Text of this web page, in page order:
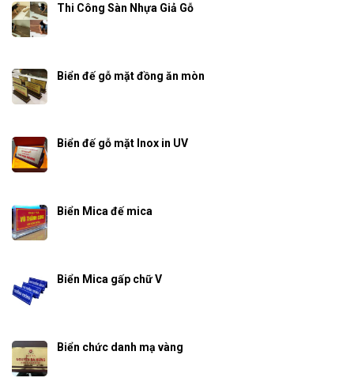
Thi Công Sàn Nhựa Giả Gỗ
Biển đế gỗ mặt đồng ăn mòn
Biển đế gỗ mặt Inox in UV
Biển Mica đế mica
Biển Mica gấp chữ V
Biển chức danh mạ vàng